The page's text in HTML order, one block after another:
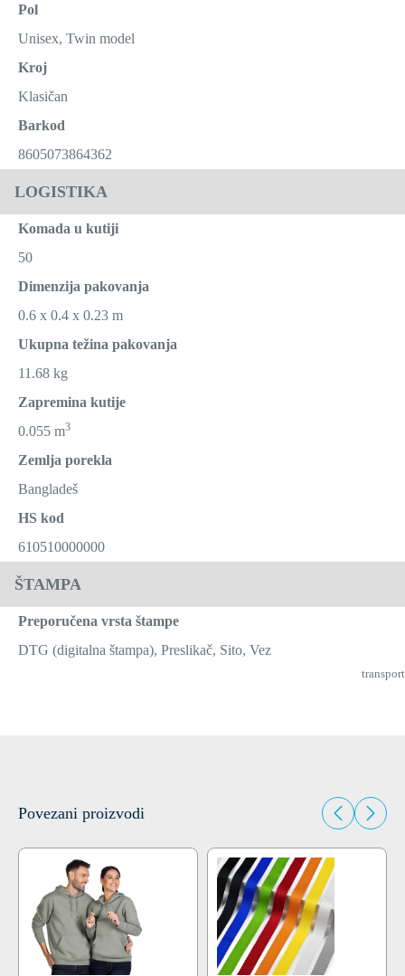
Pol
Unisex, Twin model
Kroj
Klasičan
Barkod
8605073864362
LOGISTIKA
Komada u kutiji
50
Dimenzija pakovanja
0.6 x 0.4 x 0.23 m
Ukupna težina pakovanja
11.68 kg
Zapremina kutije
0.055 m3
Zemlja porekla
Bangladeš
HS kod
610510000000
ŠTAMPA
Preporučena vrsta štampe
DTG (digitalna štampa), Preslikač, Sito, Vez
transport
Povezani proizvodi